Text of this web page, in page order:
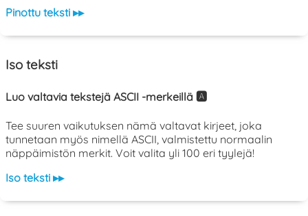
Pinottu teksti ▸▸
Iso teksti
Luo valtavia tekstejä ASCII -merkeillä 🅰️
Tee suuren vaikutuksen nämä valtavat kirjeet, joka
tunnetaan myös nimellä ASCII, valmistettu normaalin
näppäimistön merkit. Voit valita yli 100 eri tyylejä!
Iso teksti ▸▸